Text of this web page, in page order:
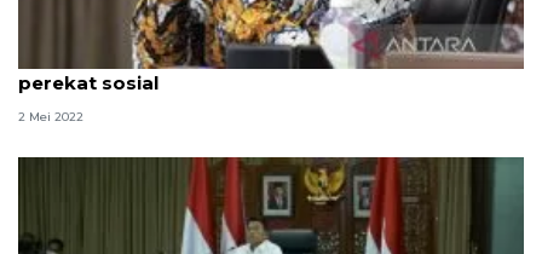
KSP sebut Idul Fitri momentum spiritual sekaligus
perekat sosial
2 Mei 2022